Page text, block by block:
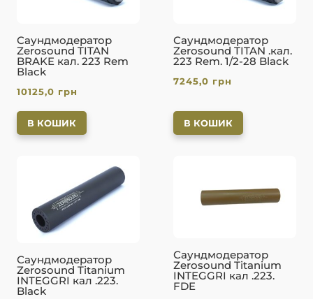
Саундмодератор
Zerosound TITAN
BRAKE кал. 223 Rem
Вlack
10125,0 грн
В КОШИК
Саундмодератор
Zerosound TITAN .кал.
223 Rem. 1/2-28 Black
7245,0 грн
В КОШИК
Саундмодератор
Zerosound Titanium
INTEGGRI кал .223.
Black
Саундмодератор
Zerosound Titanium
INTEGGRI кал .223.
FDE